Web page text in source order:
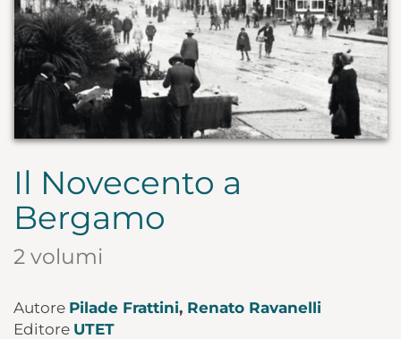
Il Novecento a
Bergamo
2 volumi
Autore Pilade Frattini, Renato Ravanelli
Editore UTET